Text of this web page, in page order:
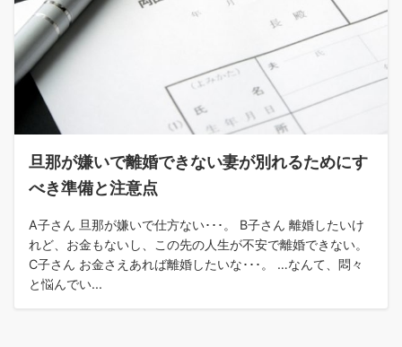
旦那が嫌いで離婚できない妻が別れるためにす
べき準備と注意点
A子さん 旦那が嫌いで仕方ない･･･。 B子さん 離婚したいけ
れど、お金もないし、この先の人生が不安で離婚できない。
C子さん お金さえあれば離婚したいな･･･。 …なんて、悶々
と悩んでい...